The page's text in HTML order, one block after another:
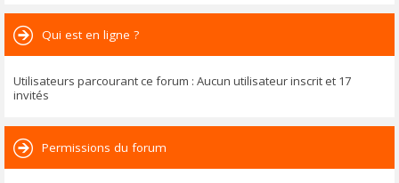
Qui est en ligne ?
Utilisateurs parcourant ce forum : Aucun utilisateur inscrit et 17
invités
Permissions du forum